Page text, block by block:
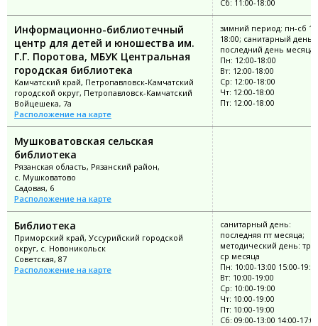
Сб: 11:00-18:00
Информационно-библиотечный
центр для детей и юношества им.
Г.Г. Поротова, МБУК Центральная
городская библиотека
Камчатский край, Петропавловск-Камчатский
городской округ, Петропавловск-Камчатский
Войцешека, 7а
Расположение на карте
зимний период: пн-сб
18:00; санитарный день:
последний день месяца
Пн: 12:00-18:00
Вт: 12:00-18:00
Ср: 12:00-18:00
Чт: 12:00-18:00
Пт: 12:00-18:00
Мушковатовская сельская
библиотека
Рязанская область, Рязанский район,
с. Мушковатово
Садовая, 6
Расположение на карте
Библиотека
Приморский край, Уссурийский городской
округ, с. Новоникольск
Советская, 87
Расположение на карте
санитарный день:
последняя пт месяца;
методический день:
ср месяца
Пн: 10:00-13:00 15:00-
Вт: 10:00-19:00
Ср: 10:00-19:00
Чт: 10:00-19:00
Пт: 10:00-19:00
Сб: 09:00-13:00 14:00-17:00